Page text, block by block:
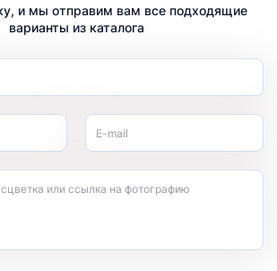
и мы отправим вам все подходящие
варианты из каталога
E-mail
или ссылка на фотографию